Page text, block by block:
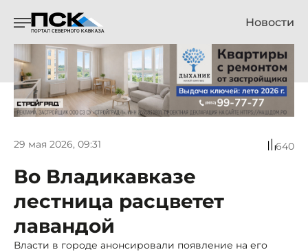
Новости
29 мая 2026, 09:31 640
Во Владикавказе
лестница расцветет
лавандой
Власти в городе анонсировали появление на его